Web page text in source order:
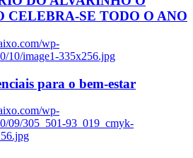
CELEBRA-SE TODO O ANO
wp-
10/image1-335x256.jpg
para o bem-estar
wp-
09/305_501-93_019_cmyk-